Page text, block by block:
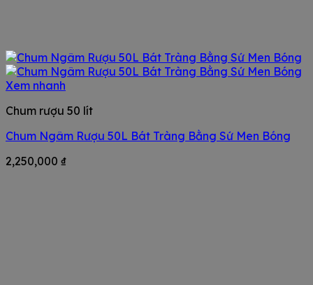
Xem nhanh
Chum rượu 50 lít
Chum Ngâm Rượu 50L Bát Tràng Bằng Sứ Men Bóng
2,250,000 ₫